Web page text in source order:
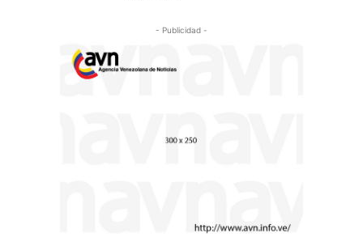
- Publicidad -